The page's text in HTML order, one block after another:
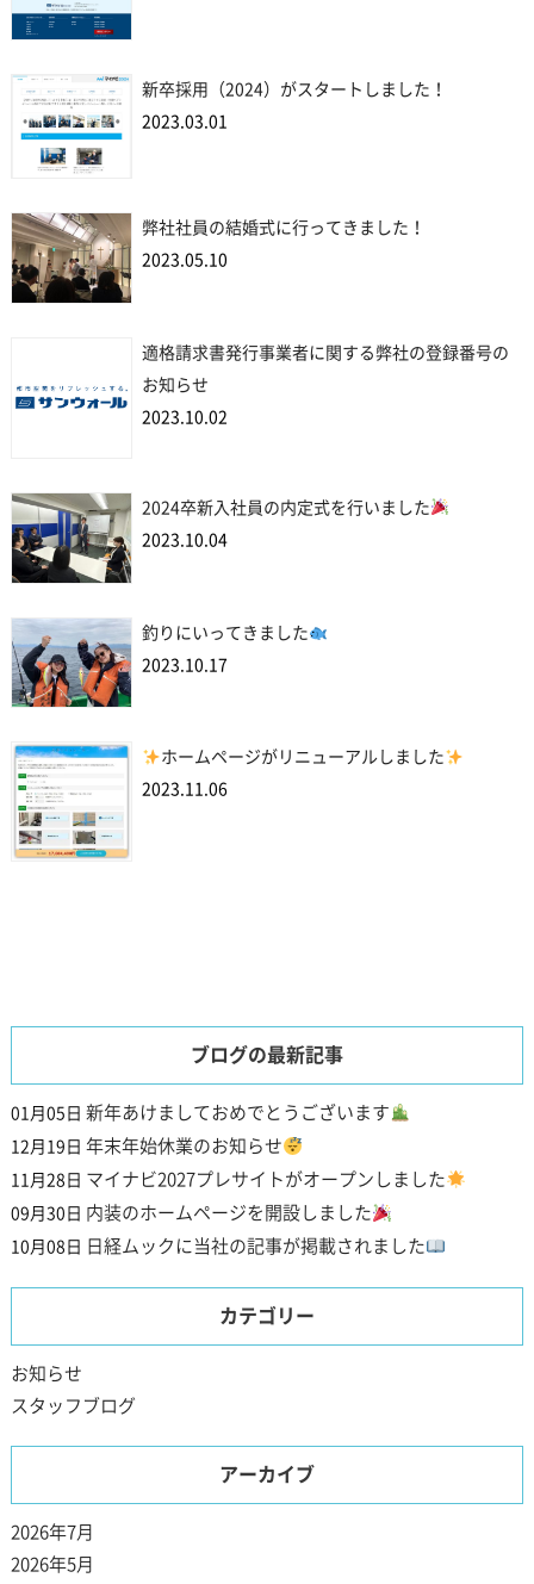
新卒採用（2024）がスタートしました！
2023.03.01
弊社社員の結婚式に行ってきました！
2023.05.10
適格請求書発行事業者に関する弊社の登録番号の
お知らせ
2023.10.02
2024卒新入社員の内定式を行いました
2023.10.04
釣りにいってきました
2023.10.17
ホームページがリニューアルしました
2023.11.06
ブログの最新記事
01月05日 新年あけましておめでとうございます
12月19日 年末年始休業のお知らせ
11月28日 マイナビ2027プレサイトがオープンしました
09月30日 内装のホームページを開設しました
10月08日 日経ムックに当社の記事が掲載されました
カテゴリー
お知らせ
スタッフブログ
アーカイブ
2026年7月
2026年5月